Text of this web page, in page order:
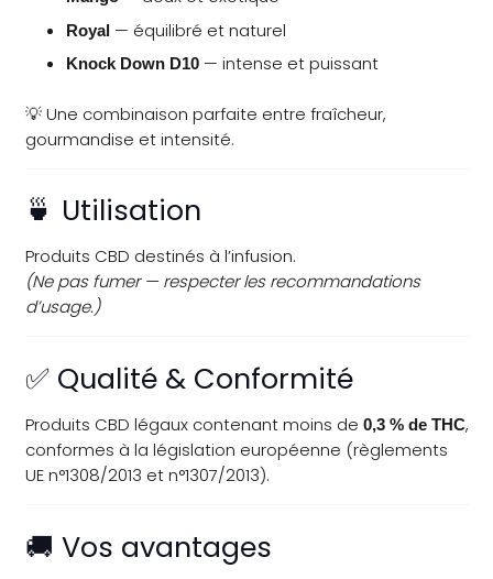
Royal — équilibré et naturel
Knock Down D10 — intense et puissant
💡 Une combinaison parfaite entre fraîcheur,
gourmandise et intensité.
🍵 Utilisation
Produits CBD destinés à l’infusion.
(Ne pas fumer — respecter les recommandations
d’usage.)
✅ Qualité & Conformité
Produits CBD légaux contenant moins de 0,3 % de THC,
conformes à la législation européenne (règlements
UE n°1308/2013 et n°1307/2013).
🚚 Vos avantages